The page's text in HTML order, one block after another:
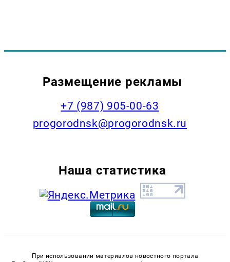
Размещение рекламы
+7 (987) 905-00-63
progorodnsk@progorodnsk.ru
Наша статистика
При использовании материалов новостного портала